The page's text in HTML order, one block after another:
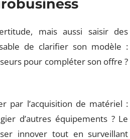
mais aussi saisir des
de clarifier son modèle :
pour compléter son offre ?
par l’acquisition de matériel :
d’autres équipements ? Le
innover tout en surveillant